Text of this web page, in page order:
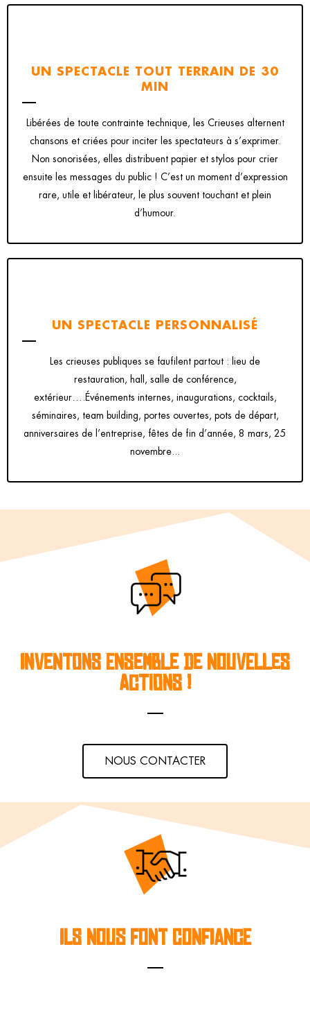
UN SPECTACLE TOUT TERRAIN DE 30
MIN
Libérées de toute contrainte technique, les Crieuses alternent
chansons et criées pour inciter les spectateurs à s’exprimer.
Non sonorisées, elles distribuent papier et stylos pour crier
ensuite les messages du public ! C’est un moment d’expression
rare, utile et libérateur, le plus souvent touchant et plein
d’humour.
UN SPECTACLE PERSONNALISÉ
Les crieuses publiques se faufilent partout : lieu de
restauration, hall, salle de conférence,
extérieur….Événements internes, inaugurations, cocktails,
séminaires, team building, portes ouvertes, pots de départ,
anniversaires de l’entreprise, fêtes de fin d’année, 8 mars, 25
novembre...
INVENTONS ENSEMBLE DE NOUVELLES
ACTIONS !
NOUS CONTACTER
ILS NOUS FONT CONFIANCE